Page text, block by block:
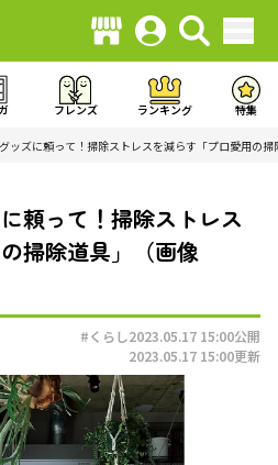
フレンズ ランキング 特集
ッズに頼って！掃除ストレスを減らす「プロ愛用の掃
頼って！掃除ストレス
掃除道具」（画像
#くらし2023.05.17 15:00公開
2023.05.17 15:00更新